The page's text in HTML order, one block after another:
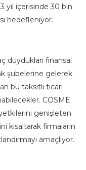
yıl içerisinde 30 bin
hedefleniyor.
duydukları finansal
şubelerine gelerek
bu taksitli ticari
COSME
genişleten
kısaltarak firmaların
amaçlıyor.